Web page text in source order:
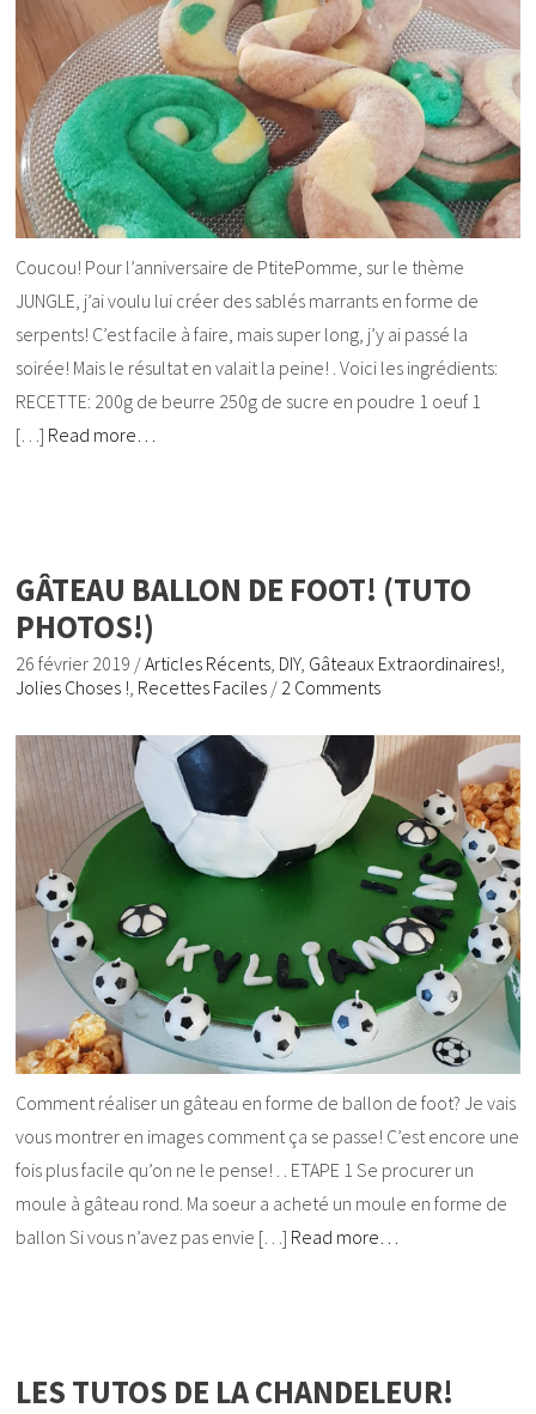
Coucou! Pour l’anniversaire de PtitePomme, sur le thème
JUNGLE, j’ai voulu lui créer des sablés marrants en forme de
serpents! C’est facile à faire, mais super long, j’y ai passé la
soirée! Mais le résultat en valait la peine! . Voici les ingrédients:
RECETTE: 200g de beurre 250g de sucre en poudre 1 oeuf 1
[…] Read more…
GÂTEAU BALLON DE FOOT! (TUTO
PHOTOS!)
26 février 2019 /Articles Récents DIY, Gâteaux Extraordinaires!
Jolies Choses ! Recettes Faciles / 2 Comments
Comment réaliser un gâteau en forme de ballon de foot? Je vais
vous montrer en images comment ça se passe! C’est encore une
fois plus facile qu’on ne le pense! . . ETAPE 1 Se procurer un
moule à gâteau rond. Ma soeur a acheté un moule en forme de
ballon Si vous n’avez pas envie […] Read more…
LES TUTOS DE LA CHANDELEUR!